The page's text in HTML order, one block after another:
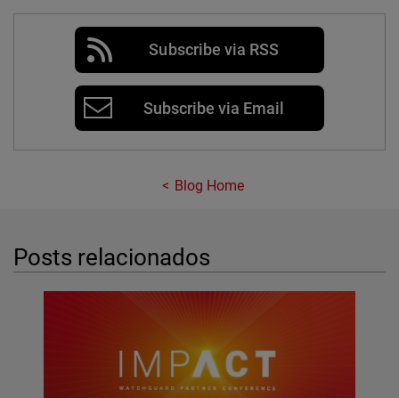
Subscribe via RSS
Subscribe via Email
Blog Home
Posts relacionados